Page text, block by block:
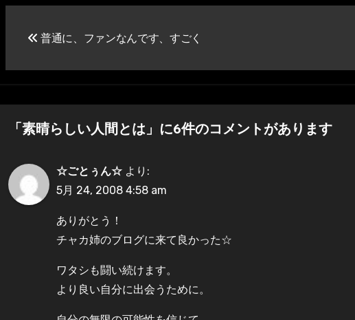
ナ
ビ
ゲ
ー
シ
普通に、ファンなんです、すごく
「素晴らしい人間とは」に6件のコメントがあります
☆ごとぅん☆ より:
5月 24, 2008 4:58 am
ありがとう！
チャカ姉のブログに来て良かった☆
ワタシも闘い続けます。
より良い自分に出会うために。